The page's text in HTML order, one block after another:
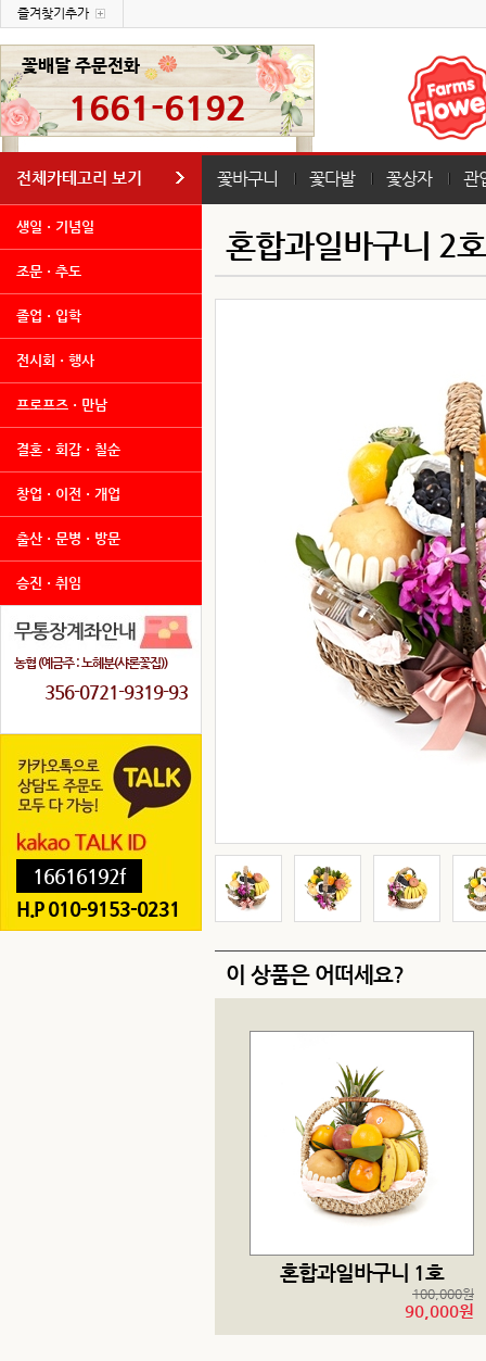
꽃배달 주문전화
1661-6192
즐겨찾기추가
전체카테고리 보기 꽃바구니 꽃다발 꽃상자 관
생일ㆍ기념일
조문ㆍ추도
졸업ㆍ입학
전시회ㆍ행사
프로프즈ㆍ만남
결혼ㆍ회갑ㆍ칠순
창업ㆍ이전ㆍ개업
출산ㆍ문병ㆍ방문
승진ㆍ취임
농협 (예금주 : 노혜분(샤론꽃집))
356-0721-9319-93
16616192f
H.P 010-9153-0231
혼합과일바구니 2호
이 상품은 어떠세요?
혼합과일바구니 1호
100,000원
90,000원